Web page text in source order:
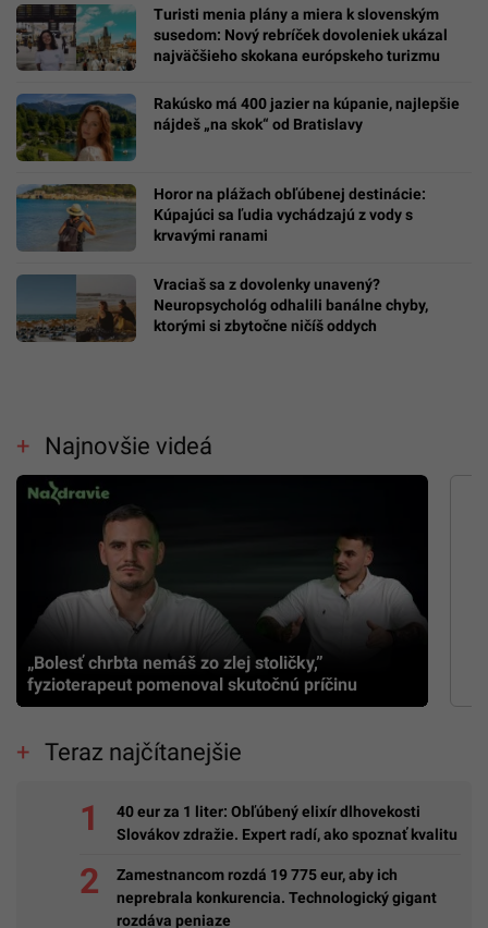
Turisti menia plány a miera k slovenským
susedom: Nový rebríček dovoleniek ukázal
najväčšieho skokana európskeho turizmu
Rakúsko má 400 jazier na kúpanie, najlepšie
nájdeš „na skok“ od Bratislavy
Horor na plážach obľúbenej destinácie:
Kúpajúci sa ľudia vychádzajú z vody s
krvavými ranami
Vraciaš sa z dovolenky unavený?
Neuropsychológ odhalili banálne chyby,
ktorými si zbytočne ničíš oddych
Najnovšie videá
„Bolesť chrbta nemáš zo zlej stoličky,”
fyzioterapeut pomenoval skutočnú príčinu
Teraz najčítanejšie
40 eur za 1 liter: Obľúbený elixír dlhovekosti
Slovákov zdražie. Expert radí, ako spoznať kvalitu
Zamestnancom rozdá 19 775 eur, aby ich
neprebrala konkurencia. Technologický gigant
rozdáva peniaze